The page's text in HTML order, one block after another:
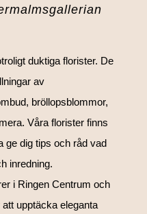
duktiga florister. De
av
bröllopsblommor,
Våra florister finns
ge dig tips och råd vad
inredning.
i Ringen Centrum och
upptäcka eleganta